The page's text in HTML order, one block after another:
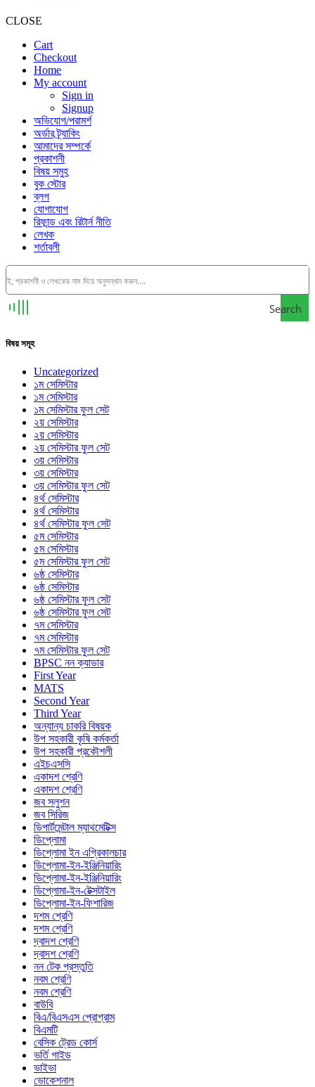
CLOSE
Cart
Checkout
Home
My account
Sign in
Signup
অভিযোগ/পরামর্শ
অর্ডার ট্র্যাকিং
আমাদের সম্পর্কে
প্রকাশনী
বিষয় সমুহ
বুক স্টোর
ব্লগ
যোগাযোগ
রিফান্ড এবং রিটার্ন নীতি
লেখক
শর্তাবলী
Search
বিষয় সমূহ
Uncategorized
১ম সেমিস্টার
১ম সেমিস্টার
১ম সেমিস্টার ফুল সেট
২য় সেমিস্টার
২য় সেমিস্টার
২য় সেমিস্টার ফুল সেট
৩য় সেমিস্টার
৩য় সেমিস্টার
৩য় সেমিস্টার ফুল সেট
৪র্থ সেমিস্টার
৪র্থ সেমিস্টার
৪র্থ সেমিস্টার ফুল সেট
৫ম সেমিস্টার
৫ম সেমিস্টার
৫ম সেমিস্টার ফুল সেট
৬ষ্ঠ সেমিস্টার
৬ষ্ঠ সেমিস্টার
৬ষ্ঠ সেমিস্টার ফুল সেট
৬ষ্ঠ সেমিস্টার ফুল সেট
৭ম সেমিস্টার
৭ম সেমিস্টার
৭ম সেমিস্টার ফুল সেট
BPSC নন ক্যাডার
First Year
MATS
Second Year
Third Year
অন্যান্য চাকরি বিষয়ক
উপ সহকারী কৃষি কর্মকর্তা
উপ সহকারী প্রকৌশলী
এইচএসসি
একাদশ শ্রেণি
একাদশ শ্রেণি
জব সলুশন
জব সিরিজ
ডিপার্টমেন্টাল ম্যাথমেটিক্স
ডিপ্লোমা
ডিপ্লোমা ইন এগ্রিকালচার
ডিপ্লোমা-ইন-ইঞ্জিনিয়ারিং
ডিপ্লোমা-ইন-ইঞ্জিনিয়ারিং
ডিপ্লোমা-ইন-টেক্সটাইল
ডিপ্লোমা-ইন-ফিশারিজ
দশম শ্রেণি
দশম শ্রেণি
দ্বাদশ শ্রেণি
দ্বাদশ শ্রেণি
নন টেক প্রস্তুতি
নবম শ্রেণি
নবম শ্রেণি
বাউবি
বিএ/বিএসএস প্রোগ্রাম
বিএমটি
বেসিক ট্রেড কোর্স
ভর্তি গাইড
ভাইভা
ভোকেশনাল